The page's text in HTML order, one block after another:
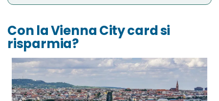
Con la Vienna City card si
risparmia?